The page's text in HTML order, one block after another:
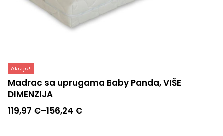
Akcija!
Madrac sa uprugama Baby Panda, VIŠE
DIMENZIJA
119,97 €–156,24 €
Raspon